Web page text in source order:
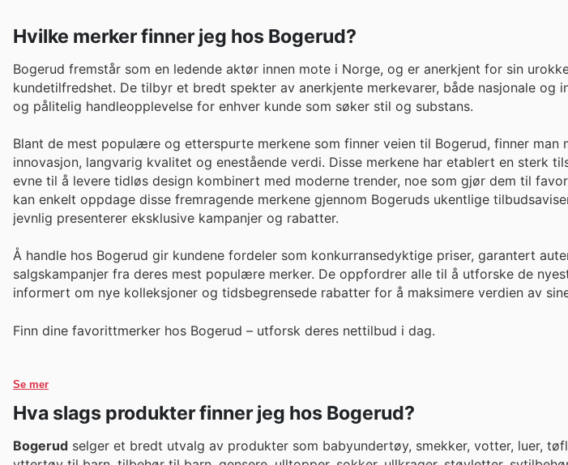
Hvilke merker finner jeg hos Bogerud?
Bogerud fremstår som en ledende aktør innen mote i Norge, og er anerkjent for sin
kundetilfredshet. De tilbyr et bredt spekter av anerkjente merkevarer, både nasjonale og
og pålitelig handleopplevelse for enhver kunde som søker stil og substans.
Blant de mest populære og etterspurte merkene som finner veien til Bogerud, finner man
innovasjon, langvarig kvalitet og enestående verdi. Disse merkene har etablert en sterk
evne til å levere tidløs design kombinert med moderne trender, noe som gjør dem til
kan enkelt oppdage disse fremragende merkene gjennom Bogeruds ukentlige
jevnlig presenterer eksklusive kampanjer og rabatter.
Å handle hos Bogerud gir kundene fordeler som konkurransedyktige priser, garantert
salgskampanjer fra deres mest populære merker. De oppfordrer alle til å utforske de
informert om nye kolleksjoner og tidsbegrensede rabatter for å maksimere verdien av
Finn dine favorittmerker hos Bogerud – utforsk deres nettilbud i dag.
Se mer
Hva slags produkter finner jeg hos Bogerud?
Bogerud selger et bredt utvalg av produkter som babyundertøy, smekker, votter, luer,